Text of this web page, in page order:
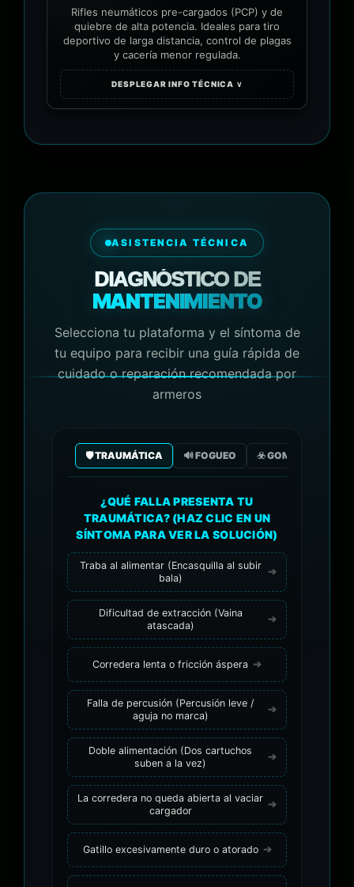
Rifles neumáticos pre-cargados (PCP) y de
quiebre de alta potencia. Ideales para tiro
deportivo de larga distancia, control de plagas
y cacería menor regulada.
DESPLEGAR INFO TÉCNICA ∨
ASISTENCIA TÉCNICA
DIAGNÓSTICO DE
MANTENIMIENTO
Selecciona tu plataforma y el síntoma de
tu equipo para recibir una guía rápida de
cuidado o reparación recomendada por
armeros
🛡️ TRAUMÁTICA 🔊 FOGUEO ☣️ GOMA/GAS CO2
¿QUÉ FALLA PRESENTA TU
TRAUMÁTICA? (HAZ CLIC EN UN
SÍNTOMA PARA VER LA SOLUCIÓN)
Traba al alimentar (Encasquilla al subir
bala)
Dificultad de extracción (Vaina
atascada)
Corredera lenta o fricción áspera
Falla de percusión (Percusión leve /
aguja no marca)
Doble alimentación (Dos cartuchos
suben a la vez)
La corredera no queda abierta al vaciar
cargador
Gatillo excesivamente duro o atorado